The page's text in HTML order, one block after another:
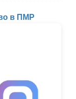
в ПМР